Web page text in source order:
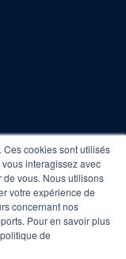
Ces cookies sont utilisés
interagissez avec
de vous. Nous utilisons
votre expérience de
concernant nos
Pour en savoir plus
de